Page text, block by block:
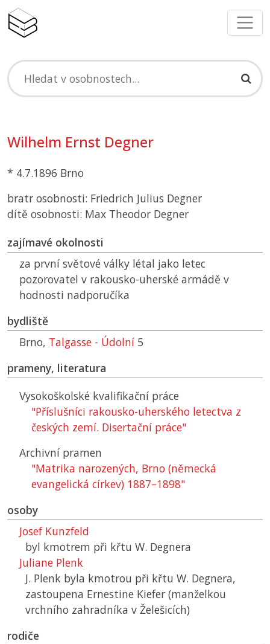
Wilhelm Ernst Degner
* 4.7.1896 Brno
bratr osobnosti: Friedrich Julius Degner
dítě osobnosti: Max Theodor Degner
zajímavé okolnosti
za první světové války létal jako letec
pozorovatel v rakousko-uherské armádě v
hodnosti nadporučíka
bydliště
Brno, Talgasse - Údolní 5
prameny, literatura
Vysokoškolské kvalifikační práce
"Příslušníci rakousko-uherského letectva z
českých zemí. Disertační práce"
Archivní pramen
"Matrika narozených, Brno (německá
evangelická církev) 1887–1898"
osoby
Josef Kunzfeld
byl kmotrem při křtu W. Degnera
Juliane Plenk
J. Plenk byla kmotrou při křtu W. Degnera,
zastoupena Ernestine Kiefer (manželkou
vrchního zahradníka v Želešicích)
rodiče